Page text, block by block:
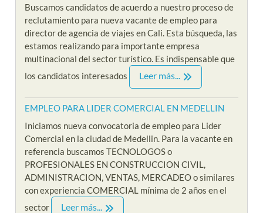
Buscamos candidatos de acuerdo a nuestro proceso de
reclutamiento para nueva vacante de empleo para
director de agencia de viajes en Cali. Esta búsqueda, las
estamos realizando para importante empresa
multinacional del sector turístico. Es indispensable que
los candidatos interesados
Leer más...
EMPLEO PARA LIDER COMERCIAL EN MEDELLIN
Iniciamos nueva convocatoria de empleo para Lider
Comercial en la ciudad de Medellin. Para la vacante en
referencia buscamos TECNOLOGOS o
PROFESIONALES EN CONSTRUCCION CIVIL,
ADMINISTRACION, VENTAS, MERCADEO o similares
con experiencia COMERCIAL mínima de 2 años en el
sector
Leer más...